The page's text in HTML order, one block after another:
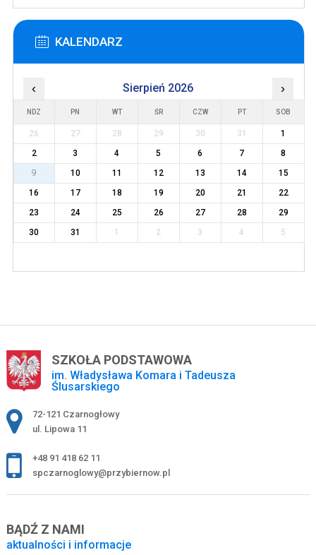
KALENDARZ
‹ Sierpień 2026 ›
NDZ PN WT ŚR CZW PT SOB
26 27 28 29 30 31
1
2
3 4 5 6 7
8
9
10 11 12 13 14
15
16
17 18 19 20 21
22
23
24 25 26 27 28
29
30
31 1 2 3 4 5
SZKOŁA PODSTAWOWA
im. Władysława Komara i Tadeusza
Ślusarskiego
Adres pocztowy:
72-121 Czarnogłowy
ul. Lipowa 11
+48 91 418 62 11
spczarnoglowy@przybiernow.pl
BĄDŹ Z NAMI
aktualności i informacje